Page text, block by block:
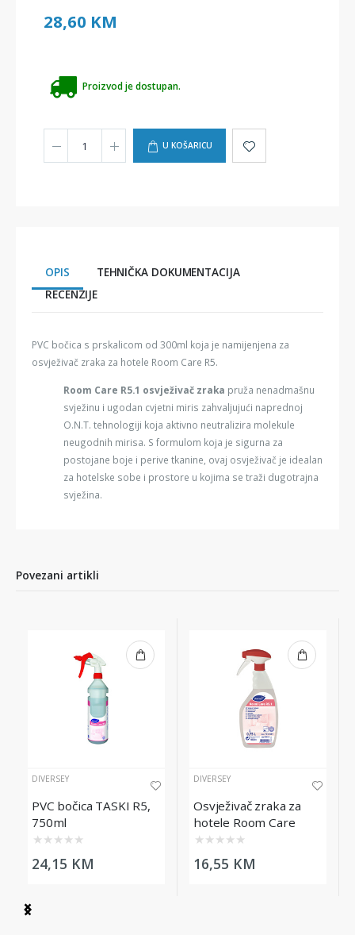
28,60 KM
Proizvod je dostupan.
U KOŠARICU
OPIS
TEHNIČKA DOKUMENTACIJA
RECENZIJE
PVC bočica s prskalicom od 300ml koja je namijenjena za
osvježivač zraka za hotele Room Care R5.
Room Care R5.1 osvježivač zraka pruža nenadmašnu
svježinu i ugodan cvjetni miris zahvaljujući naprednoj
O.N.T. tehnologiji koja aktivno neutralizira molekule
neugodnih mirisa. S formulom koja je sigurna za
postojane boje i perive tkanine, ovaj osvježivač je idealan
za hotelske sobe i prostore u kojima se traži dugotrajna
svježina.
Povezani artikli
DIVERSEY
PVC bočica TASKI R5,
750ml
★ ★ ★ ★ ★
24,15 KM
DIVERSEY
Osvježivač zraka za
hotele Room Care
R5.1, 750ml
★ ★ ★ ★ ★
16,55 KM
Item